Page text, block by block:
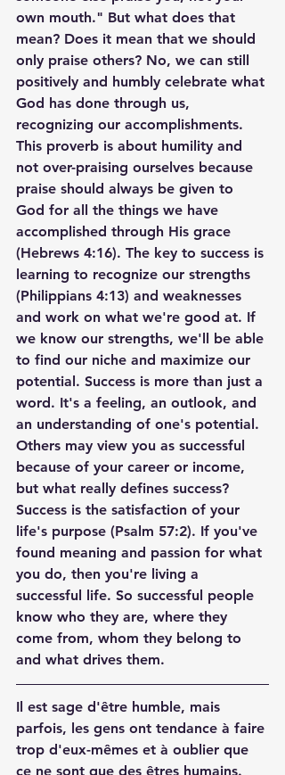
own mouth." But what does that
mean? Does it mean that we should
only praise others? No, we can still
positively and humbly celebrate what
God has done through us,
recognizing our accomplishments.
This proverb is about humility and
not over-praising ourselves because
praise should always be given to
God for all the things we have
accomplished through His grace
(Hebrews 4:16). The key to success is
learning to recognize our strengths
(Philippians 4:13) and weaknesses
and work on what we're good at. If
we know our strengths, we'll be able
to find our niche and maximize our
potential. Success is more than just a
word. It's a feeling, an outlook, and
an understanding of one's potential.
Others may view you as successful
because of your career or income,
but what really defines success?
Success is the satisfaction of your
life's purpose (Psalm 57:2). If you've
found meaning and passion for what
you do, then you're living a
successful life. So successful people
know who they are, where they
come from, whom they belong to
and what drives them.
Il est sage d'être humble, mais
parfois, les gens ont tendance à faire
trop d'eux-mêmes et à oublier que
ce ne sont que des êtres humains.